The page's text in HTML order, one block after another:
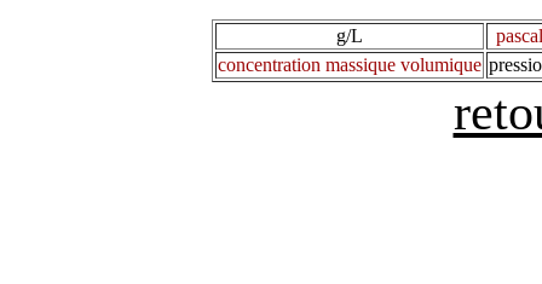
g/L
pascal
concentration massique volumique